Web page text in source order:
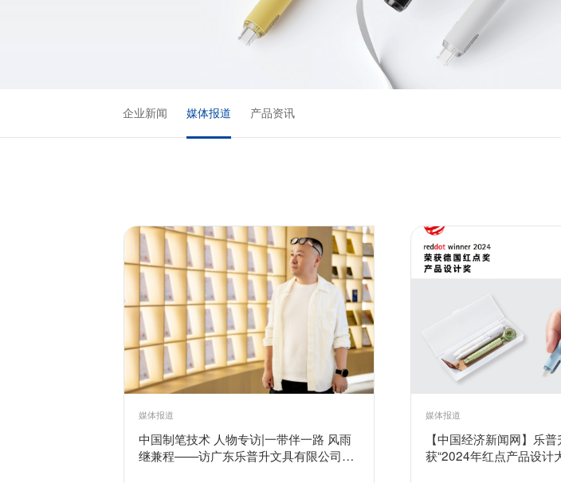
企业新闻 媒体报道 产品资讯
媒体报道
中国制笔技术 人物专访|一带伴一路 风雨
继兼程——访广东乐普升文具有限公司董
媒体报道
【中国经济新闻网】乐
获“2024年红点产品设计